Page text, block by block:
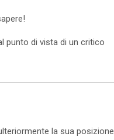
punto di vista di un critico
la sua posizione